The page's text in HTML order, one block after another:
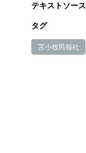
テキストソース
タグ
苫小牧民報社